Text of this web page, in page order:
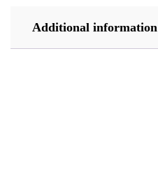
Additional information